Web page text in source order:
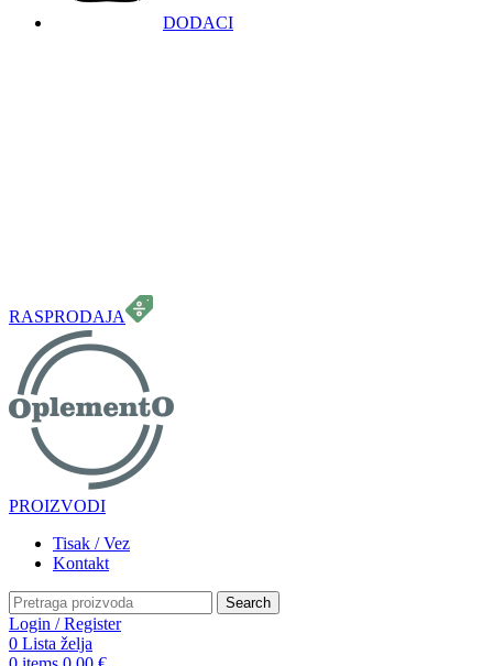
DODACI
RASPRODAJA
PROIZVODI
Tisak / Vez
Kontakt
Search
Login / Register
0 Lista želja